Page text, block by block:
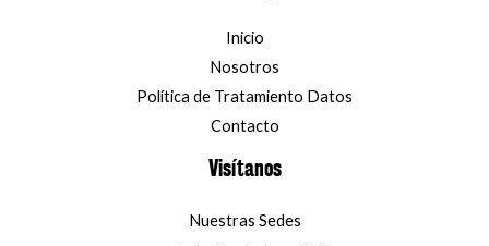
Inicio
Nosotros
Política de Tratamiento Datos
Contacto
Visítanos
Nuestras Sedes